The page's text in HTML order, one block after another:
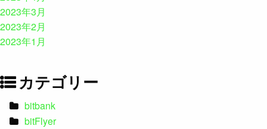
2023年3月
2023年2月
2023年1月
カテゴリー
bitbank
bitFlyer